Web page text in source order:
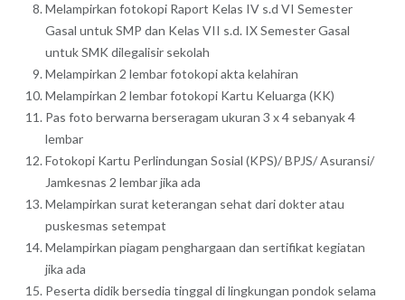
Melampirkan fotokopi Raport Kelas IV s.d VI Semester
Gasal untuk SMP dan Kelas VII s.d. IX Semester Gasal
untuk SMK dilegalisir sekolah
Melampirkan 2 lembar fotokopi akta kelahiran
Melampirkan 2 lembar fotokopi Kartu Keluarga (KK)
Pas foto berwarna berseragam ukuran 3 x 4 sebanyak 4
lembar
Fotokopi Kartu Perlindungan Sosial (KPS)/ BPJS/ Asuransi/
Jamkesnas 2 lembar jika ada
Melampirkan surat keterangan sehat dari dokter atau
puskesmas setempat
Melampirkan piagam penghargaan dan sertifikat kegiatan
jika ada
Peserta didik bersedia tinggal di lingkungan pondok selama